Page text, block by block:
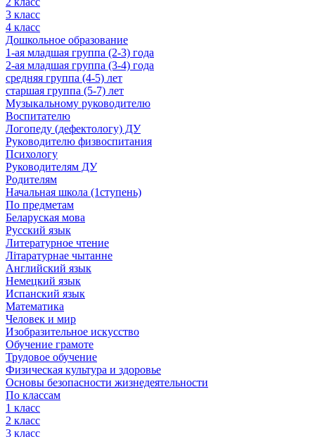
3 класс
4 класс
Дошкольное образование
1-ая младшая группа (2-3) года
2-ая младшая группа (3-4) года
средняя группа (4-5) лет
старшая группа (5-7) лет
Музыкальному руководителю
Воспитателю
Логопеду (дефектологу) ДУ
Руководителю физвоспитания
Психологу
Руководителям ДУ
Родителям
Начальная школа (1ступень)
По предметам
Беларуская мова
Русский язык
Литературное чтение
Літаратурнае чытанне
Английский язык
Немецкий язык
Испанский язык
Математика
Человек и мир
Изобразительное искусство
Обучение грамоте
Трудовое обучение
Физическая культура и здоровье
Основы безопасности жизнедеятельности
По классам
1 класс
2 класс
3 класс